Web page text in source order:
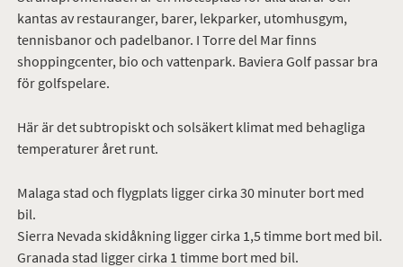
kantas av restauranger, barer, lekparker, utomhusgym,
tennisbanor och padelbanor. I Torre del Mar finns
shoppingcenter, bio och vattenpark. Baviera Golf passar bra
för golfspelare.
Här är det subtropiskt och solsäkert klimat med behagliga
temperaturer året runt.
Malaga stad och flygplats ligger cirka 30 minuter bort med
bil.
Sierra Nevada skidåkning ligger cirka 1,5 timme bort med bil.
Granada stad ligger cirka 1 timme bort med bil.